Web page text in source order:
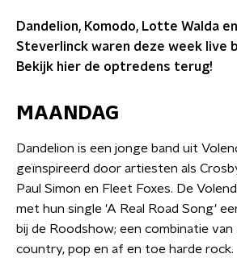
Dandelion, Komodo, Lotte Walda
Steverlinck waren deze week live
Bekijk hier de optredens terug!
MAANDAG
Dandelion is een jonge band uit
geïnspireerd door artiesten als
Paul Simon en Fleet Foxes. De
met hun single 'A Real Road Song'
bij de Roodshow; een combinatie
country, pop en af en toe harde rock.